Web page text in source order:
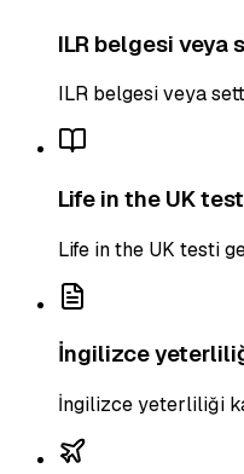
ILR belgesi veya
ILR belgesi veya
Life in the UK
Life in the UK testi
İngilizce
İngilizce yeterliliği